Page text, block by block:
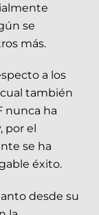
se
más.
a los
también
nunca ha
por el
se ha
éxito.
desde su